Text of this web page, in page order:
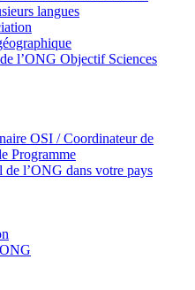
langues
l’ONG Objectif Sciences
OSI / Coordinateur de
Programme
l’ONG dans votre pays